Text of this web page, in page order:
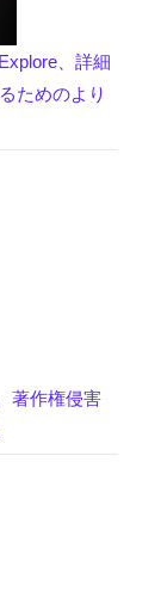
、詳細
ためのより
著作権侵害